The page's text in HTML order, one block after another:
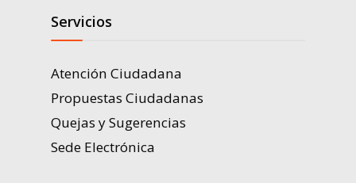
Servicios
Atención Ciudadana
Propuestas Ciudadanas
Quejas y Sugerencias
Sede Electrónica